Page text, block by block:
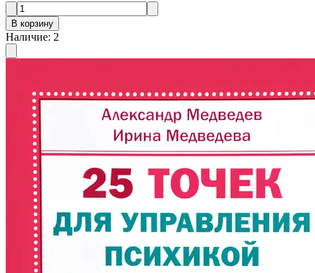
В корзину
Наличие: 2